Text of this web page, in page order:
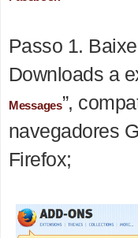
Passo 1.
Downloads a
Messages”,
navegadores
Firefox;